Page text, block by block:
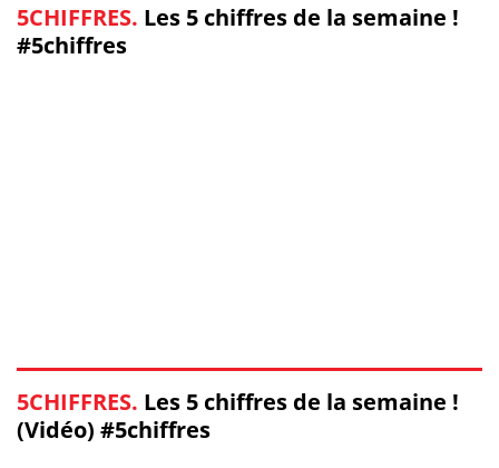
5CHIFFRES. Les 5 chiffres de la semaine !
#5chiffres
5CHIFFRES. Les 5 chiffres de la semaine !
(Vidéo) #5chiffres